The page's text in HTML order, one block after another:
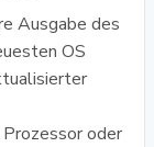
Ausgabe des
OS
oder